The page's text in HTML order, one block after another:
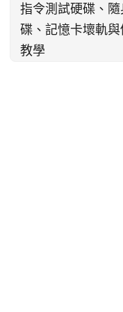
指令測試硬碟、隨
碟、記憶卡壞軌與
教學